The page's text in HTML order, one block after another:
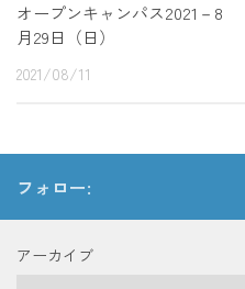
オープンキャンパス2021－8
月29日（日）
2021/08/11
フォロー:
アーカイブ